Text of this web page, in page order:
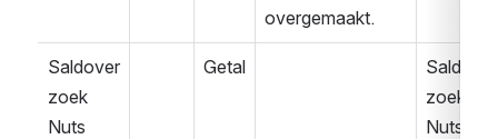
overgemaakt.
Saldover
zoek
Nuts
Getal
Saldover
zoek
Nuts